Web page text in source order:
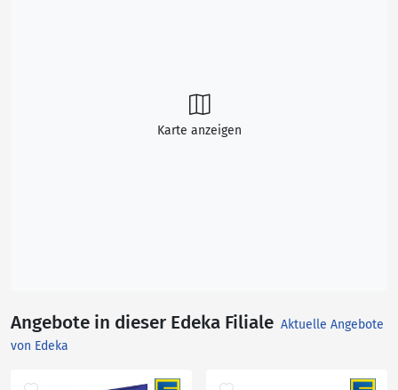
Karte anzeigen
Angebote in dieser Edeka Filiale Aktuelle Angebote
von Edeka